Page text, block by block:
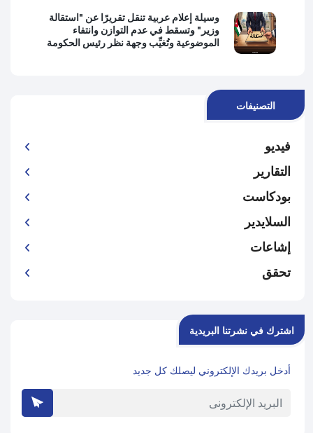
وسيلة إعلام عربية تنقل تقريرًا عن "استقالة
وزير" وتسقط في عدم التوازن وانتفاء
الموضوعية وتُغيِّب وجهة نظر رئيس الحكومة
التصنيفات
فيديو
التقارير
بودكاست
السلايدير
إشاعات
تحقق
اشترك في نشرتنا البريدية
أدخل بريدك الإلكتروني ليصلك كل جديد